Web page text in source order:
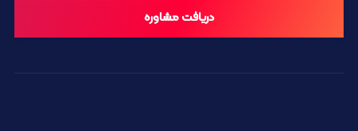
دریافت مشاوره